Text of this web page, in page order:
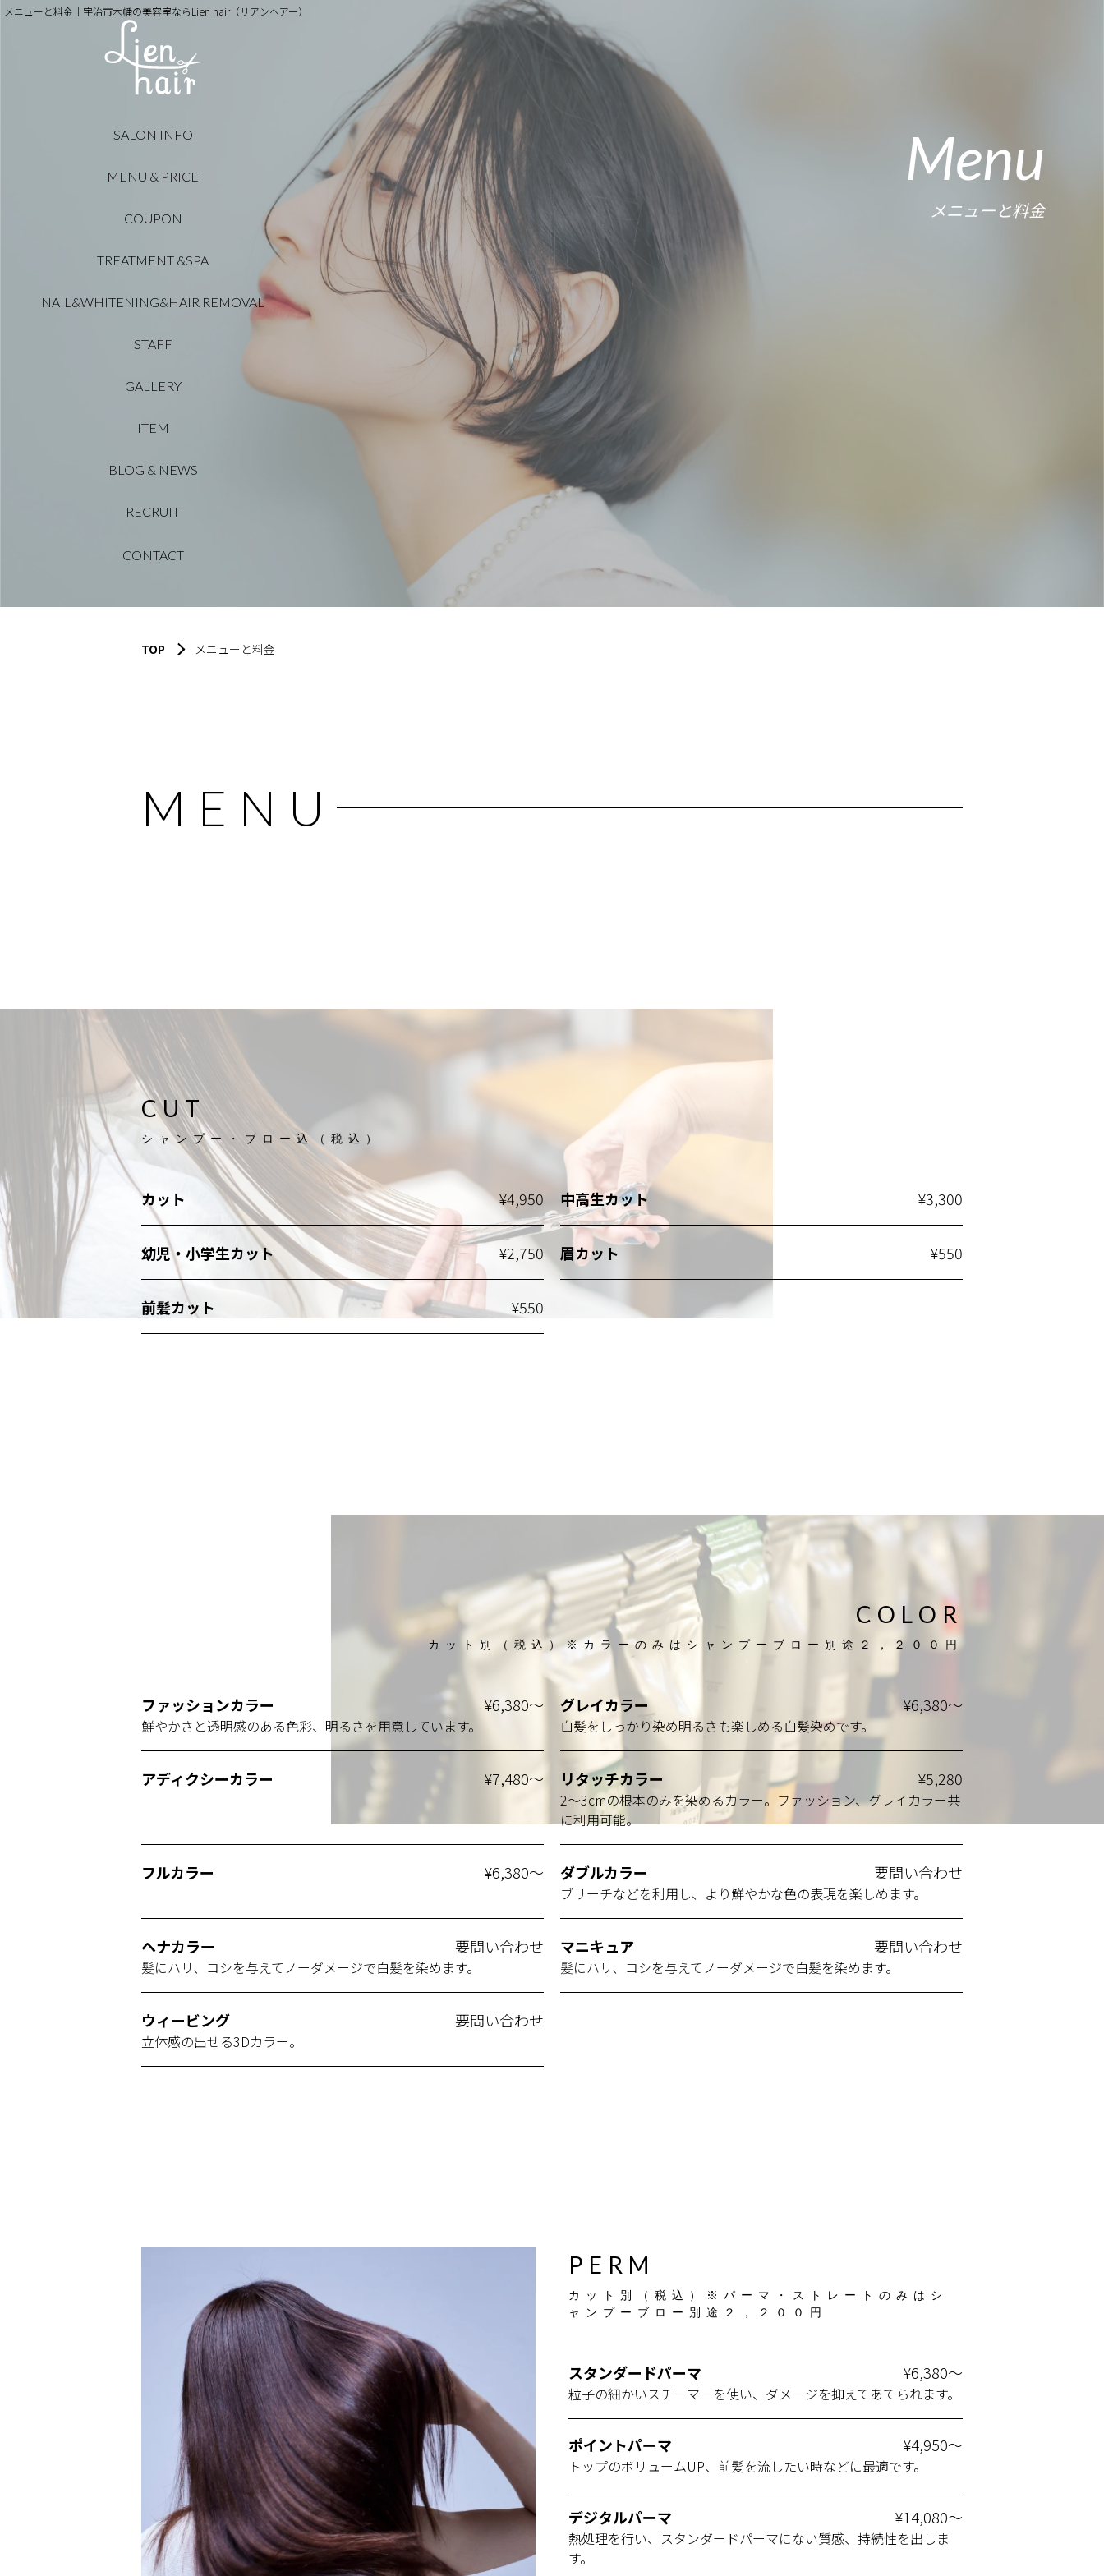
メニューと料金｜宇治市木幡の美容室ならLien hair（リアンヘアー）
Menu
メニューと料金
SALON INFO
MENU & PRICE
COUPON
TREATMENT &SPA
NAIL&WHITENING&HAIR REMOVAL
STAFF
GALLERY
ITEM
BLOG & NEWS
RECRUIT
CONTACT
TOP メニューと料金
M E N U
CUT
シャンプー・ブロー込（税込）
カット ¥4,950 中高生カット ¥3,300
幼児・小学生カット ¥2,750 眉カット ¥550
前髪カット ¥550
C O L O R
カット別（税込）※カラーのみはシャンプーブロー別途２，２００円
ファッションカラー ¥6,380～
鮮やかさと透明感のある色彩、明るさを用意しています。
グレイカラー ¥6,380～
白髪をしっかり染め明るさも楽しめる白髪染めです。
アディクシーカラー ¥7,480～ リタッチカラー ¥5,280
2〜3cmの根本のみを染めるカラー。ファッション、グレイカラー共
に利用可能。
フルカラー ¥6,380～ ダブルカラー 要問い合わせ
ブリーチなどを利用し、より鮮やかな色の表現を楽しめます。
ヘナカラー 要問い合わせ
髪にハリ、コシを与えてノーダメージで白髪を染めます。
マニキュア 要問い合わせ
髪にハリ、コシを与えてノーダメージで白髪を染めます。
ウィービング 要問い合わせ
立体感の出せる3Dカラー。
P E R M
カット別（税込）※パーマ・ストレートのみはシ
ャンプーブロー別途２，２００円
スタンダードパーマ ¥6,380～
粒子の細かいスチーマーを使い、ダメージを抑えてあてられます。
ポイントパーマ ¥4,950～
トップのボリュームUP、前髪を流したい時などに最適です。
デジタルパーマ ¥14,080～
熱処理を行い、スタンダードパーマにない質感、持続性を出しま
す。